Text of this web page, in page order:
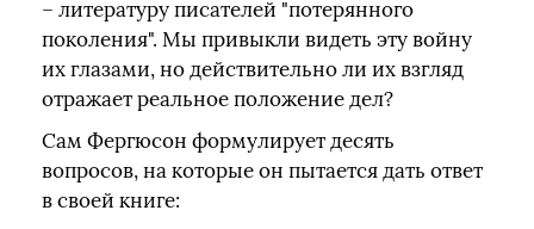
– литературу писателей "потерянного
поколения". Мы привыкли видеть эту войну
их глазами, но действительно ли их взгляд
отражает реальное положение дел?
Сам Фергюсон формулирует десять
вопросов, на которые он пытается дать ответ
в своей книге: